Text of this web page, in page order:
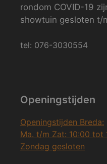
rondom COVID-19
showtuin gesloten t/
tel: 076-3030554
Openingstijden
Openingstijden Breda:
Ma. t/m Zat: 10:00 tot
Zondag gesloten